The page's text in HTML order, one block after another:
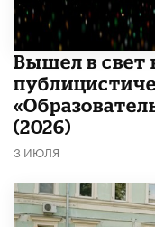
Вышел в свет
(2026)
3 ИЮЛЯ